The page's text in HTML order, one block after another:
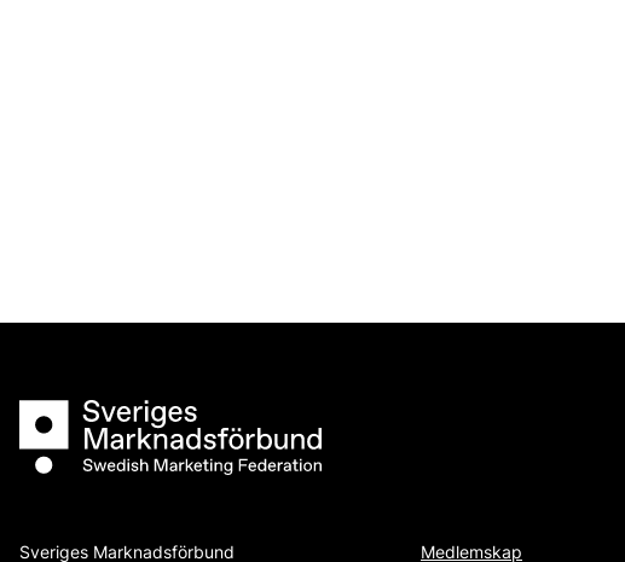
Sveriges Marknadsförbund
Sveriges Marknadsförbund Medlemskap